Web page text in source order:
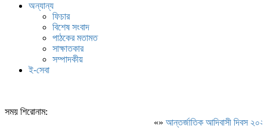
অন্যান্য
ফিচার
বিশেষ সংবাদ
পাঠকের মতামত
সাক্ষাতকার
সম্পাদকীয়
ই-সেবা
সময় শিরোনাম:
«»আন্তর্জাতিক আদিবাসী দিবস ২০২৬: